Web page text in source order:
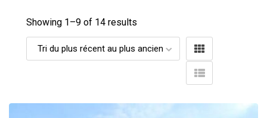
Showing 1–9 of 14 results